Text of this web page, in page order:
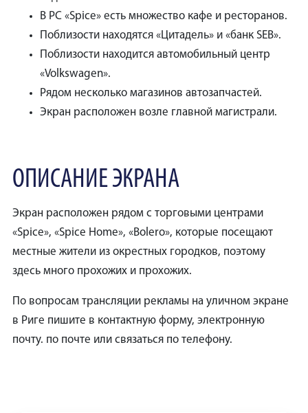
В PC «Spice» есть множество кафе и ресторанов.
Поблизости находятся «Цитадель» и «банк SEB».
Поблизости находится автомобильный центр
«Volkswagen».
Рядом несколько магазинов автозапчастей.
Экран расположен возле главной магистрали.
ОПИСАНИЕ ЭКРАНА
Экран расположен рядом с торговыми центрами
«Spice», «Spice Home», «Bolero», которые посещают
местные жители из окрестных городков, поэтому
здесь много прохожих и прохожих.
По вопросам трансляции рекламы на уличном экране
в Риге пишите в контактную форму, электронную
почту. по почте или связаться по телефону.